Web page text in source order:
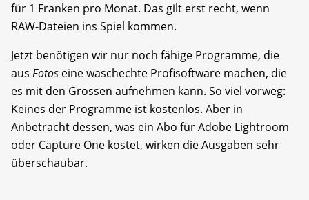
für 1 Franken pro Monat. Das gilt erst recht, wenn
RAW-Dateien ins Spiel kommen.
Jetzt benötigen wir nur noch fähige Programme, die
aus Fotos eine waschechte Profisoftware machen, die
es mit den Grossen aufnehmen kann. So viel vorweg:
Keines der Programme ist kostenlos. Aber in
Anbetracht dessen, was ein Abo für Adobe Lightroom
oder Capture One kostet, wirken die Ausgaben sehr
überschaubar.